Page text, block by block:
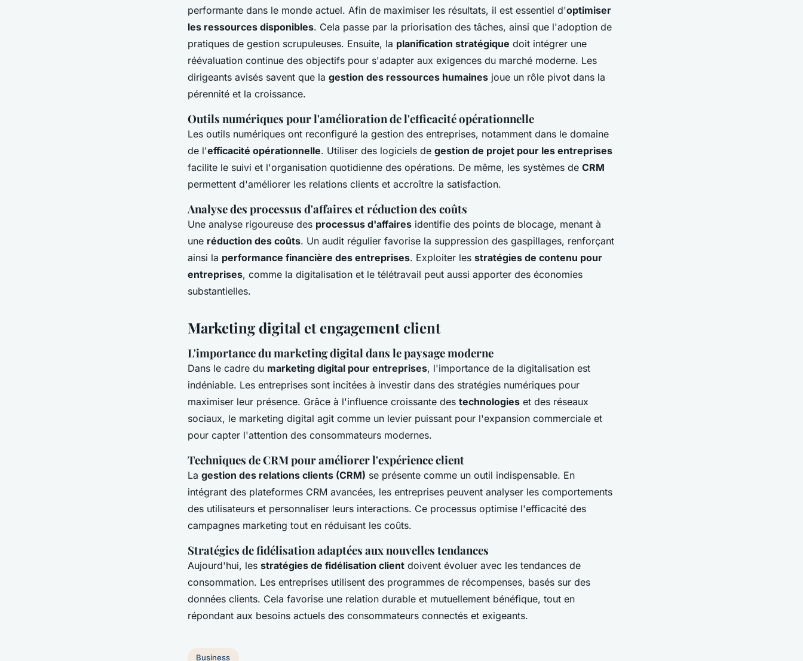
performante dans le monde actuel. Afin de maximiser les résultats, il est essentiel d'optimiser
les ressources disponibles. Cela passe par la priorisation des tâches, ainsi que l'adoption de
pratiques de gestion scrupuleuses. Ensuite, la planification stratégique doit intégrer une
réévaluation continue des objectifs pour s'adapter aux exigences du marché moderne. Les
dirigeants avisés savent que la gestion des ressources humaines joue un rôle pivot dans la
pérennité et la croissance.
Outils numériques pour l'amélioration de l'efficacité opérationnelle
Les outils numériques ont reconfiguré la gestion des entreprises, notamment dans le domaine
de l'efficacité opérationnelle. Utiliser des logiciels de gestion de projet pour les entreprises
facilite le suivi et l'organisation quotidienne des opérations. De même, les systèmes de CRM
permettent d'améliorer les relations clients et accroître la satisfaction.
Analyse des processus d'affaires et réduction des coûts
Une analyse rigoureuse des processus d'affaires identifie des points de blocage, menant à
une réduction des coûts. Un audit régulier favorise la suppression des gaspillages, renforçant
ainsi la performance financière des entreprises. Exploiter les stratégies de contenu pour
entreprises, comme la digitalisation et le télétravail peut aussi apporter des économies
substantielles.
Marketing digital et engagement client
L'importance du marketing digital dans le paysage moderne
Dans le cadre du marketing digital pour entreprises, l'importance de la digitalisation est
indéniable. Les entreprises sont incitées à investir dans des stratégies numériques pour
maximiser leur présence. Grâce à l'influence croissante des technologies et des réseaux
sociaux, le marketing digital agit comme un levier puissant pour l'expansion commerciale et
pour capter l'attention des consommateurs modernes.
Techniques deCRMpour améliorer l'expérience client
La gestion des relations clients (CRM) se présente comme un outil indispensable. En
intégrant des plateformes CRM avancées, les entreprises peuvent analyser les comportements
des utilisateurs et personnaliser leurs interactions. Ce processus optimise l'efficacité des
campagnes marketing tout en réduisant les coûts.
Stratégies de fidélisation adaptées aux nouvelles tendances
Aujourd'hui, les stratégies de fidélisation client doivent évoluer avec les tendances de
consommation. Les entreprises utilisent des programmes de récompenses, basés sur des
données clients. Cela favorise une relation durable et mutuellement bénéfique, tout en
répondant aux besoins actuels des consommateurs connectés et exigeants.
Business